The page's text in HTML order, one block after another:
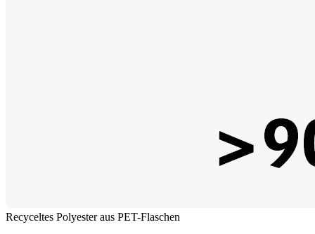
Recyceltes Polyester aus PET-Flaschen